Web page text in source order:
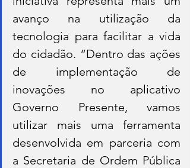
avanço na utilização da
tecnologia para facilitar a vida
do cidadão. “Dentro das ações
de implementação de
inovações no aplicativo
Governo Presente, vamos
utilizar mais uma ferramenta
desenvolvida em parceria com
a Secretaria de Ordem Pública